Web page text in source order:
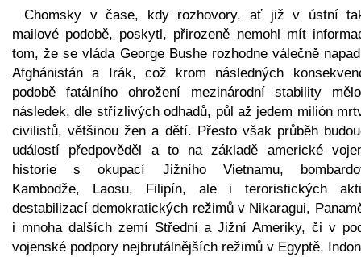
Chomsky v čase, kdy rozhovory, ať již v ústní
mailové podobě, poskytl, přirozeně nemohl mít
tom, že se vláda George Bushe rozhodne válečně
Afghánistán a Irák, což krom následných
podobě fatálního ohrožení mezinárodní stability
následek, dle střízlivých odhadů, půl až jedem milión
civilistů, většinou žen a dětí. Přesto však průběh
událostí předpověděl a to na základě americké
historie s okupací Jižního Vietnamu,
Kambodže, Laosu, Filipín, ale i teroristických
destabilizací demokratických režimů v Nikaragui,
i mnoha dalších zemí Střední a Jižní Ameriky, či v
vojenské podpory nejbrutálnějších režimů v Egyptě,